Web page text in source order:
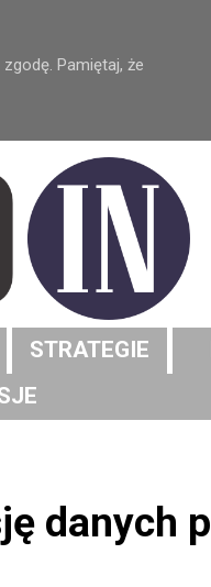
Pamiętaj, że
STRATEGIE
danych